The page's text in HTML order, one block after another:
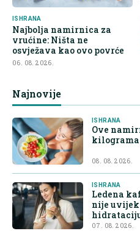
ISHRANA
Najbolja namirnica za
vrućine: Ništa ne
osvježava kao ovo povrće
06. 08. 2026.
Najnovije
ISHRANA
Ove
kilograma
08. 08. 2026.
ISHRANA
Ledena
nije
07. 08. 2026.